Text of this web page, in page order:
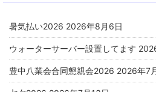
暑気払い2026 2026年8月6日
ウォーターサーバー設置してます
豊中八業会合同懇親会2026 2026年7